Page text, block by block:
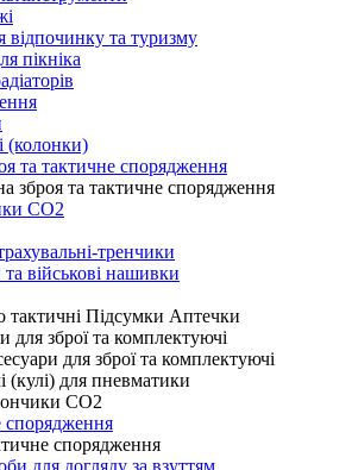
відпочинку та туризму
пікніка
(колонки)
та тактичне спорядження
зброя та тактичне спорядження
CO2
тренчики
військові нашивки
тактичні Підсумки Аптечки
для зброї та комплектуючі
для зброї та комплектуючі
(кулі) для пневматики
CO2
спорядження
спорядження
для догляду за взуттям